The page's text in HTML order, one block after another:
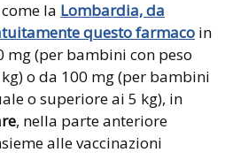
la Lombardia, da
questo farmaco in
mg (per bambini con peso
o da 100 mg (per bambini
o superiore ai 5 kg), in
, nella parte anteriore
alle vaccinazioni